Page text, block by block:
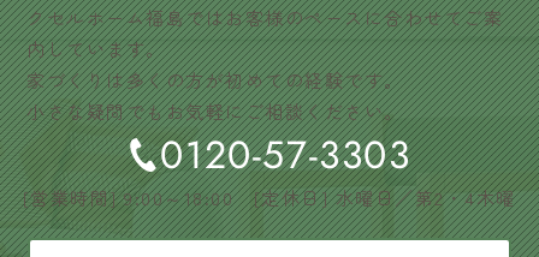
クセルホーム福島ではお客様のペースに合わせてご案
内しています。
家づくりは多くの方が初めての経験です。
小さな疑問でもお気軽にご相談ください。
0120-57-3303
[営業時間] 9:00～18:00 [定休日] 水曜日／第2・4木曜